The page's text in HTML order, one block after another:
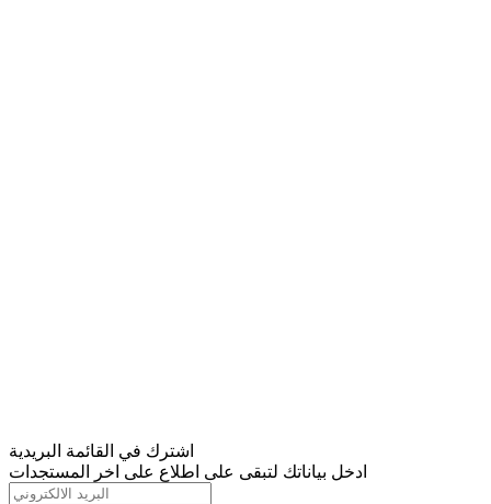
اشترك في القائمة البريدية
ادخل بياناتك لتبقى على اطلاع على اخر المستجدات